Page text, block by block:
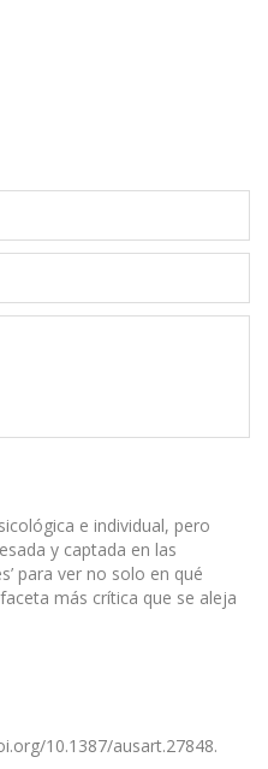
e individual, pero
y captada en las
para ver no solo en qué
más crítica que se aleja
10.1387/ausart.27848.